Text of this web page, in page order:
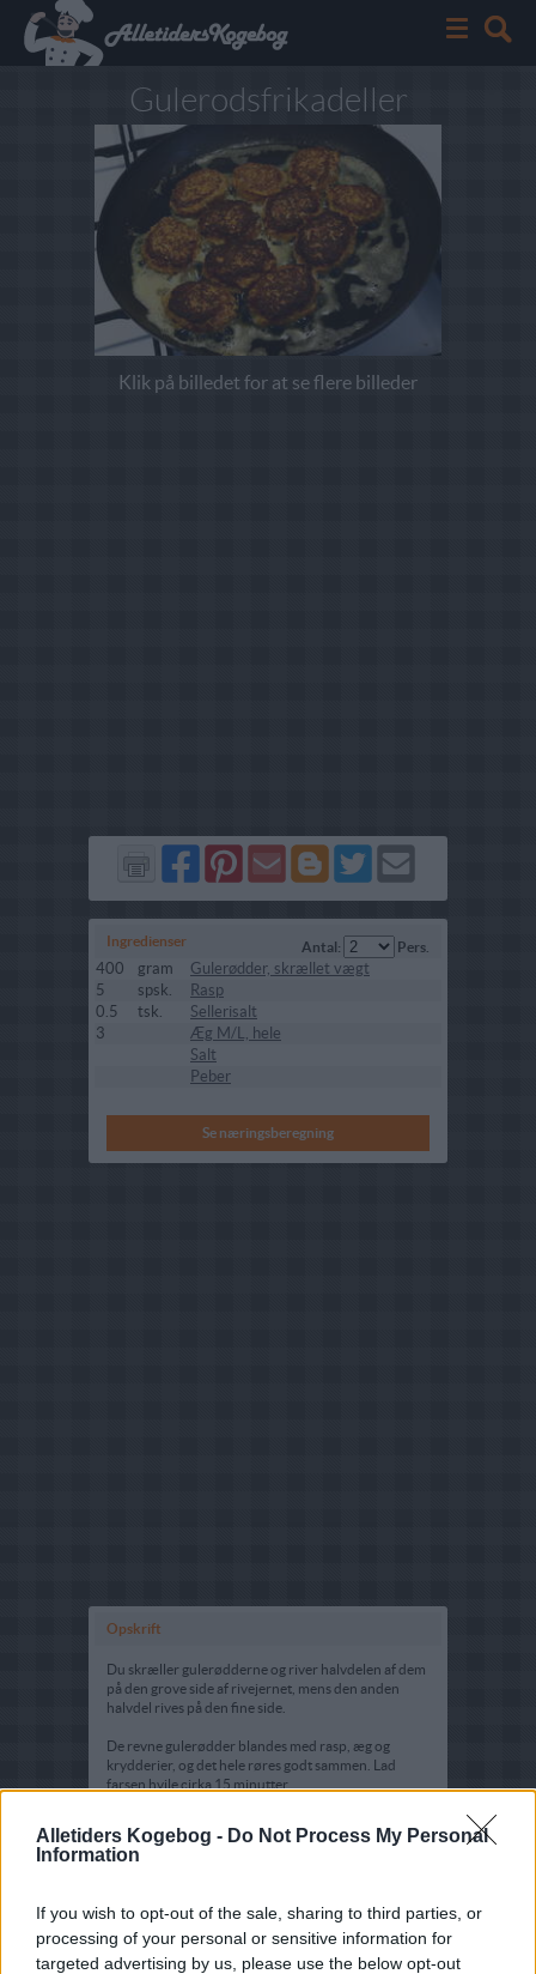
Alletiders Kogebog - Do Not Process My Personal
Information
If you wish to opt-out of the sale, sharing to third parties, or
processing of your personal or sensitive information for
targeted advertising by us, please use the below opt-out
Gulerodsfrikadeller
Klik på billedet for at se flere billeder
Del
på
Del
på
Send
via
Del
på
Del
på
Send
Ingredienser Antal: Pers.
400 gram
Gulerødder, skrællet vægt
5
spsk.
Rasp
0.5
tsk.
Sellerisalt
3
Æg M/L, hele
Salt
Peber
Se næringsberegning
Opskrift
Du skræller gulerødderne og river halvdelen af dem
på den grove side af rivejernet, mens den anden
halvdel rives på den fine side.
De revne gulerødder blandes med rasp, æg og
krydderier, og det hele røres godt sammen. Lad
farsen hvile cirka 15 minutter.
i olivenolie